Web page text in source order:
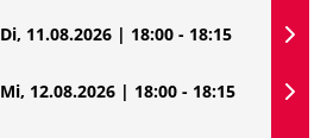
Di, 11.08.2026 | 18:00 - 18:15
Mi, 12.08.2026 | 18:00 - 18:15